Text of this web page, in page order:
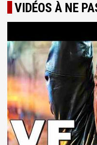
VIDÉOS À NE